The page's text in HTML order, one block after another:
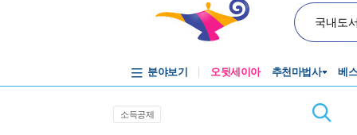
국내도
분야보기 오뒷세이아 추천마법사 베
소득공제